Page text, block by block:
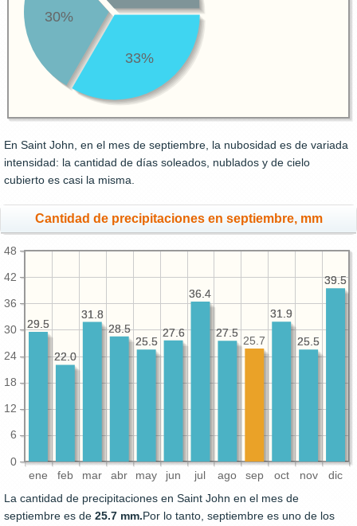
33%
30%
En Saint John, en el mes de septiembre, la nubosidad es de variada
intensidad: la cantidad de días soleados, nublados y de cielo
cubierto es casi la misma.
Cantidad de precipitaciones en septiembre, mm
ene feb mar abr may jun jul ago sep oct nov dic
0
6
12
18
24
30
36
42
48
39.5
25.5
31.9
27.5
36.4
27.6
25.5
28.5
31.8
22.0
29.5
39.5
25.5
31.9
25.7
27.5
36.4
27.6
25.5
28.5
31.8
22.0
29.5
La cantidad de precipitaciones en Saint John en el mes de
septiembre es de 25.7 mm.Por lo tanto, septiembre es uno de los